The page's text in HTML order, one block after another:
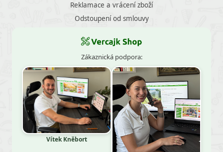
Reklamace a vrácení zboží
Odstoupení od smlouvy
Zákaznická podpora:
Vítek Kněbort